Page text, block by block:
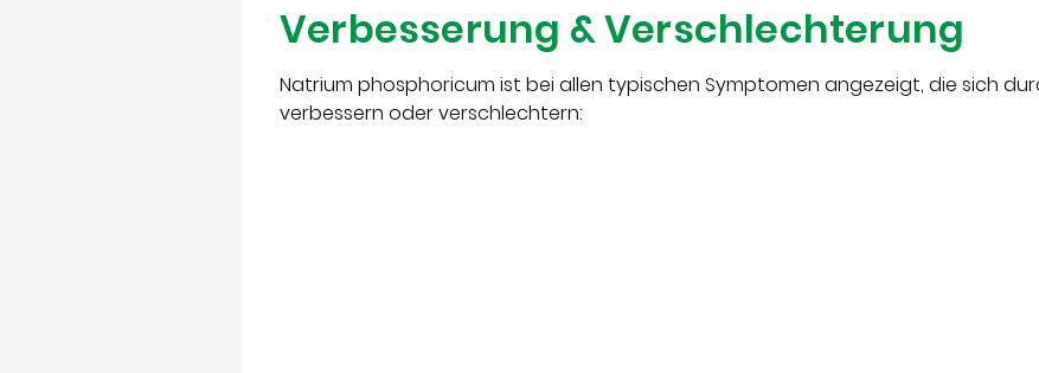
Verbesserung & Verschlechterung
Natrium phosphoricum ist bei allen typischen Symptomen angezeigt, die sich
verbessern oder verschlechtern: